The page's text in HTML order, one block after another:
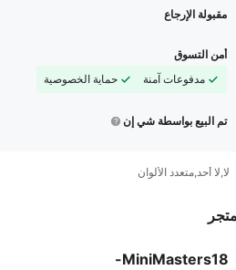
مقبولة الإرجاع
أمن التسوق
مدفوعات آمنة
حماية الخصوصية
تم البيع بواسطة شي إن
لا,لا أحد,متعدد الألوان
MiniMasters18-
3.96